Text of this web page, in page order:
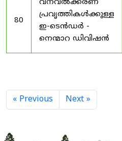
80
വനവൽക്കരണ
പ്രവൃത്തികൾക്കുള്ള
ഇ-ടെൻഡർ -
നെന്മാറ ഡിവിഷൻ
« Previous Next »